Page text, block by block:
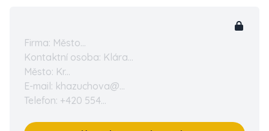
Firma: Město...
Kontaktní osoba: Klára...
Město: Kr...
E-mail: khazuchova@...
Telefon: +420 554...